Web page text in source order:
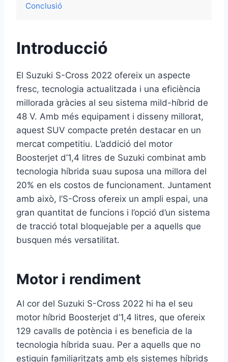
Conclusió
Introducció
El Suzuki S-Cross 2022 ofereix un aspecte
fresc, tecnologia actualitzada i una eficiència
millorada gràcies al seu sistema mild-híbrid de
48 V. Amb més equipament i disseny millorat,
aquest SUV compacte pretén destacar en un
mercat competitiu. L’addició del motor
Boosterjet d’1,4 litres de Suzuki combinat amb
tecnologia híbrida suau suposa una millora del
20% en els costos de funcionament. Juntament
amb això, l’S-Cross ofereix un ampli espai, una
gran quantitat de funcions i l’opció d’un sistema
de tracció total bloquejable per a aquells que
busquen més versatilitat.
Motor i rendiment
Al cor del Suzuki S-Cross 2022 hi ha el seu
motor híbrid Boosterjet d’1,4 litres, que ofereix
129 cavalls de potència i es beneficia de la
tecnologia híbrida suau. Per a aquells que no
estiguin familiaritzats amb els sistemes híbrids